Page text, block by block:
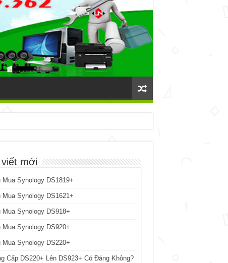
viết mới
Mua Synology DS1819+
Mua Synology DS1621+
Mua Synology DS918+
Mua Synology DS920+
Mua Synology DS220+
Cấp DS220+ Lên DS923+ Có Đáng Không?